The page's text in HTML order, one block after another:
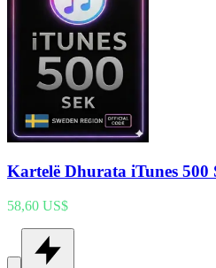
Kartelë Dhurata iTunes 500
58,60 US$